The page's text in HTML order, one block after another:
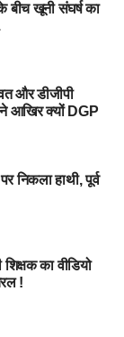
बीच खूनी संघर्ष का
और डीजीपी
आखिर क्यों DGP
निकला हाथी, पूर्व
का वीडियो
!